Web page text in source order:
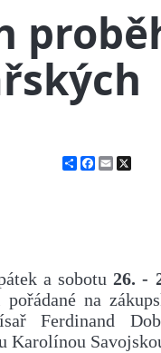
ShareFacebook
Email
a sobotu26. -
na
Ferdinand
Karolínou